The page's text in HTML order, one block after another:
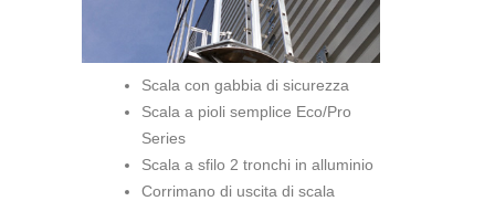
Scala con gabbia di sicurezza
Scala a pioli semplice Eco/Pro
Series
Scala a sfilo 2 tronchi in alluminio
Corrimano di uscita di scala